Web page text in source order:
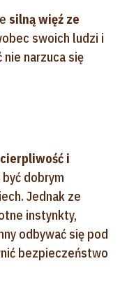
silną więź ze
swoich ludzi i
nie narzuca się
cierpliwość i
dobrym
Jednak ze
instynkty,
odbywać się pod
bezpieczeństwo